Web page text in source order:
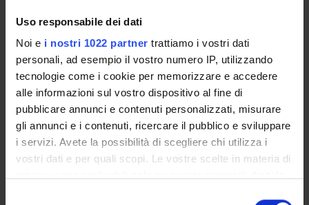
Uso responsabile dei dati
Noi e i nostri 1022 partner trattiamo i vostri dati
personali, ad esempio il vostro numero IP, utilizzando
tecnologie come i cookie per memorizzare e accedere
alle informazioni sul vostro dispositivo al fine di
pubblicare annunci e contenuti personalizzati, misurare
gli annunci e i contenuti, ricercare il pubblico e sviluppare
i servizi. Avete la possibilità di scegliere chi utilizza i
vostri dati e per quali scopi. Le vostre scelte in materia di
Presentazione
Lo specialista inStatistica Sanitaria e Biometriadeve
aver maturato conoscenze teoriche, scientifiche e
professio- nali nel campo della metodologia